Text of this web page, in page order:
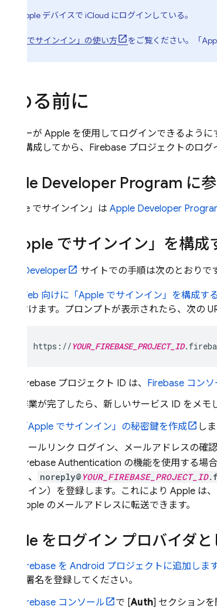
Apple デバイスで iCloud にログインしている。
「Apple でサインイン」の使い方
をご覧ください。「
始める前に
ユーザーが Apple を使用してログインできるよう
ン」を構成してから、Firebase プロジェクトのロ
Apple Developer Program に
「Apple でサインイン」は Apple Developer
「Apple でサインイン」を構成
Apple Developer サイトでの手順は次のとおりです
Web 向けに「Apple でサインイン」を構成する
付けます。プロンプトが表示されたら、次の
https:// YOUR_FIREBASE_PROJECT_ID
Firebase プロジェクト ID は、 Firebase コン
作業が完了したら、新しいサービス ID をメ
「Apple でサインイン」の秘密鍵を作成
し
メールリンク ログイン、メールアドレスの
Firebase Authentication の機能を使用する場合
し、
noreply@ YOUR_FIREBASE_PROJECT_ID
メイン）を登録します。これにより Apple は、
Apple のメールアドレスに転送できます。
Apple をログイン プロバイダ
Firebase を Android プロジェクトに追加しま
1 署名を登録してください。
Firebase コンソール で [Auth] セクション